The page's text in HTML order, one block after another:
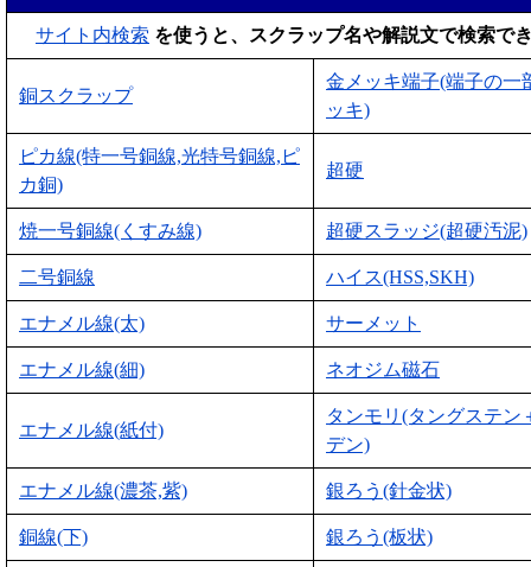
サイト内検索 を使うと、スクラップ名や解説文で検索で
銅スクラップ
金メッキ端子(端子の一
ッキ)
ピカ線(特一号銅線,光特号銅線,ピ
カ銅)
超硬
焼一号銅線(くすみ線) 超硬スラッジ(超硬汚泥)
二号銅線 ハイス(HSS,SKH)
エナメル線(太) サーメット
エナメル線(細) ネオジム磁石
エナメル線(紙付)
タンモリ(タングステン
デン)
エナメル線(濃茶,紫) 銀ろう(針金状)
銅線(下) 銀ろう(板状)